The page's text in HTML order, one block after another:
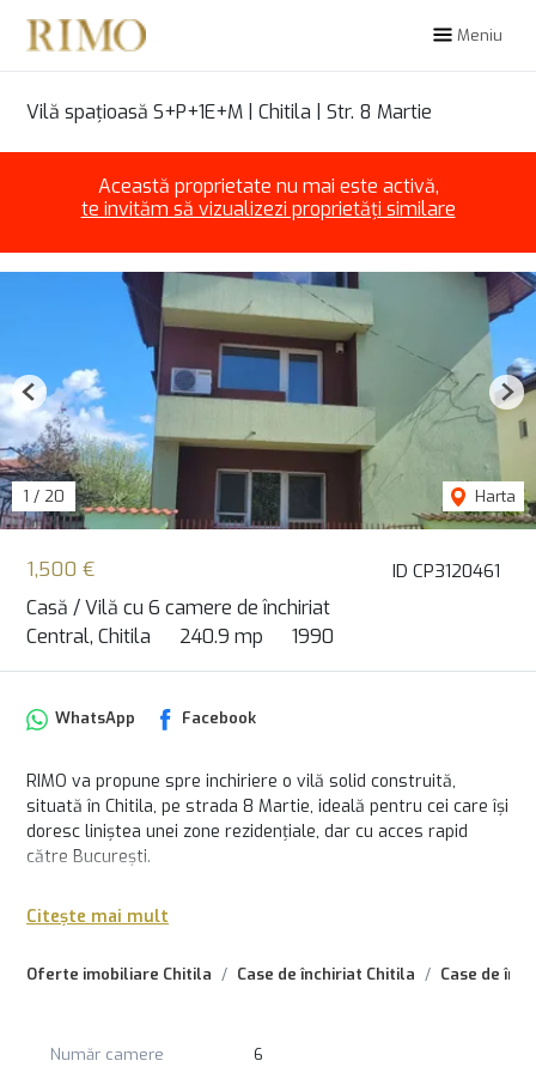
Meniu
Vilă spațioasă S+P+1E+M | Chitila | Str. 8 Martie
Această proprietate nu mai este activă,
te invităm să vizualizezi proprietăți similare
ID CP3120461
1,500 €
Casă / Vilă cu 6 camere de închiriat
Central, Chitila
240.9 mp 1990
1 / 20 Harta
Previous
Oferte imobiliare Chitila Case de închiriat Chitila Case de
WhatsApp Facebook
RIMO va propune spre inchiriere o vilă solid construită,
situată în Chitila, pe strada 8 Martie, ideală pentru cei care își
doresc liniștea unei zone rezidențiale, dar cu acces rapid
către București.
complet împrejmuit, cu o curte verde matură, bine
umbră naturală și un cadru perfect pentru relaxare în aer
Citește mai mult
Număr camere 6